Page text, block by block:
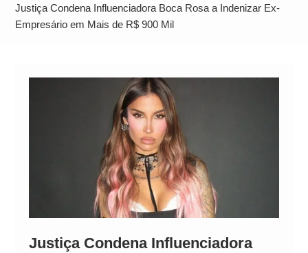
Alto
Justiça Condena Influenciadora Boca Rosa a Indenizar Ex-
Empresário em Mais de R$ 900 Mil
Justiça Condena Influenciadora